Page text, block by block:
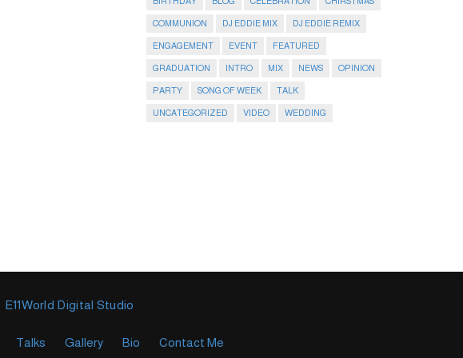
COMMUNION DJ EDDIE MIX DJ EDDIE REMIX
ENGAGEMENT EVENT FEATURED
GRADUATION INTRO MIX NEWS OPINION
PARTY SONG OF WEEK TALK
UNCATEGORIZED VIDEO WEDDING
E11World Digital Studio
Talks Gallery Bio Contact Me